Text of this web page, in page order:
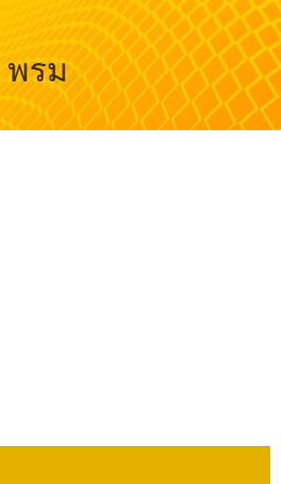
พรม